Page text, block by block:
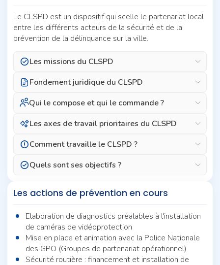
Le CLSPD est un dispositif qui scelle le partenariat local
entre les différents acteurs de la sécurité et de la
prévention de la délinquance sur la ville.
Les missions du CLSPD
Fondement juridique du CLSPD
Qui le compose et qui le commande ?
Les axes de travail prioritaires du CLSPD
Comment travaille le CLSPD ?
Quels sont ses objectifs ?
Les actions de prévention en cours
Elaboration de diagnostics préalables à l'installation
de caméras de vidéoprotection
Mise en place et animation avec la Police Nationale
des GPO (Groupes de partenariat opérationnel)
Sécurité routière : financement et installation de